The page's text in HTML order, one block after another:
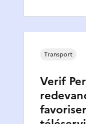
Verif
Transport